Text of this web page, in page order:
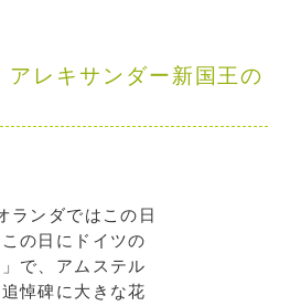
レキサンダー新国王の
ランダではこの日
の日にドイツの
で、アムステル
悼碑に大きな花